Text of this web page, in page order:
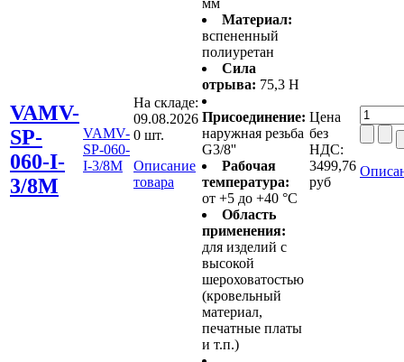
VAMV-
SP-
060-I-
3/8M
VAMV-
SP-060-
I-3/8M
На складе:
09.08.2026
0 шт.
Описание
товара
Материал:
вспененный
полиуретан
Сила
отрыва: 75,3 Н
Присоединение:
наружная резьба
G3/8''
Рабочая
температура:
от +5 до +40 °C
Область
применения:
для изделий с
высокой
шероховатостью
(кровельный
материал,
печатные платы
и т.п.)
Цена
без
НДС:
3499,76
руб